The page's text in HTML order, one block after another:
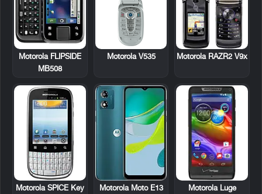
Motorola RAZR2 V9x
Motorola V535
Motorola FLIPSIDE
MB508
Motorola Luge
Motorola Moto E13
Motorola SPICE Key